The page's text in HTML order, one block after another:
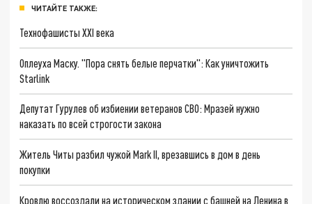
ЧИТАЙТЕ ТАКЖЕ:
Технофашисты XXI века
Оплеуха Маску. "Пора снять белые перчатки": Как уничтожить
Starlink
Депутат Гурулев об избиении ветеранов СВО: Мразей нужно
наказать по всей строгости закона
Житель Читы разбил чужой Mark II, врезавшись в дом в день
покупки
Кровлю воссоздали на историческом здании с башней на Ленина в